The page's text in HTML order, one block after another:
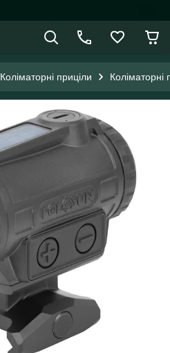
Коліматорні приціли Коліматорні